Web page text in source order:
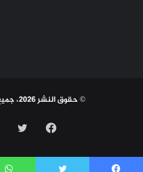
© حقوق النشر 2026، جميع الحقوق محفوظة |
فيسبوك